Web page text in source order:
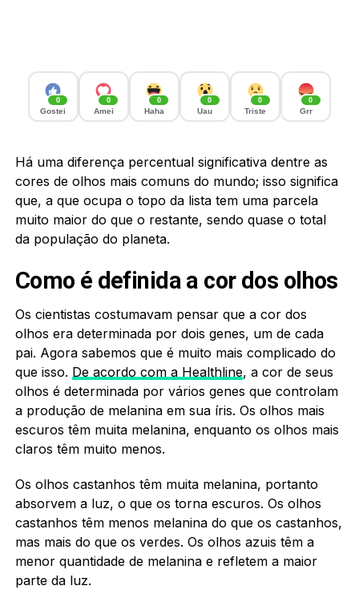
0
Gostei
0
Amei
0
Haha
0
Uau
0
Triste
0
Grr
Há uma diferença percentual significativa dentre as
cores de olhos mais comuns do mundo; isso significa
que, a que ocupa o topo da lista tem uma parcela
muito maior do que o restante, sendo quase o total
da população do planeta.
Como é definida a cor dos olhos
Os cientistas costumavam pensar que a cor dos
olhos era determinada por dois genes, um de cada
pai. Agora sabemos que é muito mais complicado do
que isso. De acordo com a Healthline, a cor de seus
olhos é determinada por vários genes que controlam
a produção de melanina em sua íris. Os olhos mais
escuros têm muita melanina, enquanto os olhos mais
claros têm muito menos.
Os olhos castanhos têm muita melanina, portanto
absorvem a luz, o que os torna escuros. Os olhos
castanhos têm menos melanina do que os castanhos,
mas mais do que os verdes. Os olhos azuis têm a
menor quantidade de melanina e refletem a maior
parte da luz.